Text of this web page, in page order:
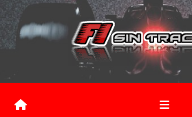
Saltar
contenido